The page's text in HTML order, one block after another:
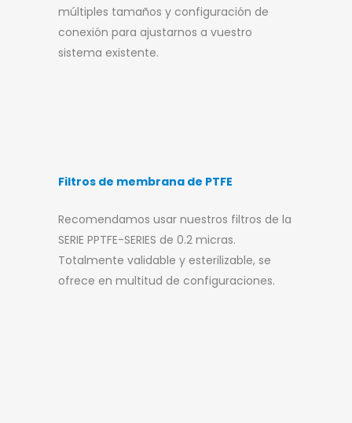
múltiples tamaños y configuración de
conexión para ajustarnos a vuestro
sistema existente.
Filtros de membrana de PTFE
Recomendamos usar nuestros filtros de la
SERIE PPTFE-SERIES de 0.2 micras.
Totalmente validable y esterilizable, se
ofrece en multitud de configuraciones.